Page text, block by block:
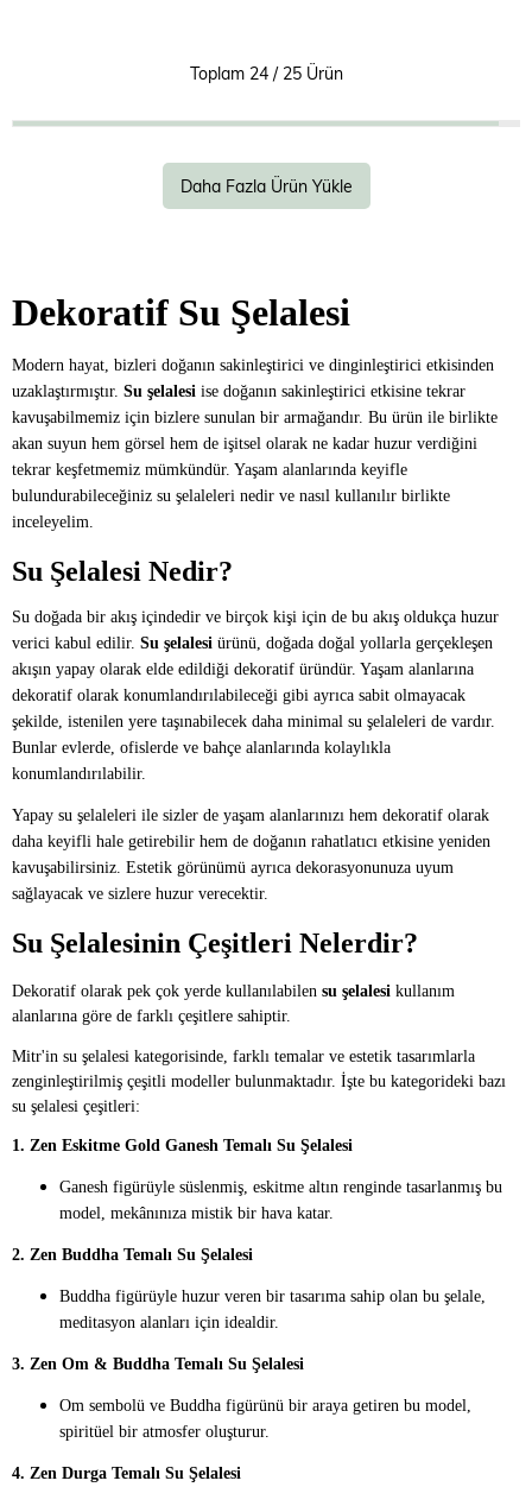
Toplam 24/ 25Ürün
Daha Fazla Ürün Yükle
Dekoratif Su Şelalesi
Modern hayat, bizleri doğanın sakinleştirici ve dinginleştirici etkisinden
uzaklaştırmıştır. Su şelalesi ise doğanın sakinleştirici etkisine tekrar
kavuşabilmemiz için bizlere sunulan bir armağandır. Bu ürün ile birlikte
akan suyun hem görsel hem de işitsel olarak ne kadar huzur verdiğini
tekrar keşfetmemiz mümkündür. Yaşam alanlarında keyifle
bulundurabileceğiniz su şelaleleri nedir ve nasıl kullanılır birlikte
inceleyelim.
Su Şelalesi Nedir?
Su doğada bir akış içindedir ve birçok kişi için de bu akış oldukça huzur
verici kabul edilir. Su şelalesi ürünü, doğada doğal yollarla gerçekleşen
akışın yapay olarak elde edildiği dekoratif üründür. Yaşam alanlarına
dekoratif olarak konumlandırılabileceği gibi ayrıca sabit olmayacak
şekilde, istenilen yere taşınabilecek daha minimal su şelaleleri de vardır.
Bunlar evlerde, ofislerde ve bahçe alanlarında kolaylıkla
konumlandırılabilir.
Yapay su şelaleleri ile sizler de yaşam alanlarınızı hem dekoratif olarak
daha keyifli hale getirebilir hem de doğanın rahatlatıcı etkisine yeniden
kavuşabilirsiniz. Estetik görünümü ayrıca dekorasyonunuza uyum
sağlayacak ve sizlere huzur verecektir.
Su Şelalesinin Çeşitleri Nelerdir?
Dekoratif olarak pek çok yerde kullanılabilen su şelalesi kullanım
alanlarına göre de farklı çeşitlere sahiptir.
Mitr'in su şelalesi kategorisinde, farklı temalar ve estetik tasarımlarla
zenginleştirilmiş çeşitli modeller bulunmaktadır. İşte bu kategorideki bazı
su şelalesi çeşitleri:
1. Zen Eskitme Gold Ganesh Temalı Su Şelalesi
Ganesh figürüyle süslenmiş, eskitme altın renginde tasarlanmış bu
model, mekânınıza mistik bir hava katar.
2. Zen Buddha Temalı Su Şelalesi
Buddha figürüyle huzur veren bir tasarıma sahip olan bu şelale,
meditasyon alanları için idealdir.
3. Zen Om & Buddha Temalı Su Şelalesi
Om sembolü ve Buddha figürünü bir araya getiren bu model,
spiritüel bir atmosfer oluşturur.
4. Zen Durga Temalı Su Şelalesi